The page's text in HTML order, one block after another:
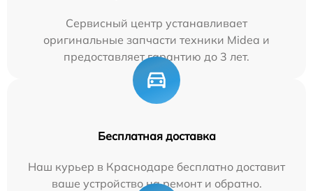
Сервисный центр устанавливает
оригинальные запчасти техники Midea и
предоставляет гарантию до 3 лет.
Бесплатная доставка
Наш курьер в Краснодаре бесплатно доставит
ваше устройство на ремонт и обратно.